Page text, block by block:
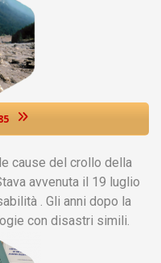
cause del crollo della
avvenuta il 19 luglio
. Gli anni dopo la
con disastri simili.